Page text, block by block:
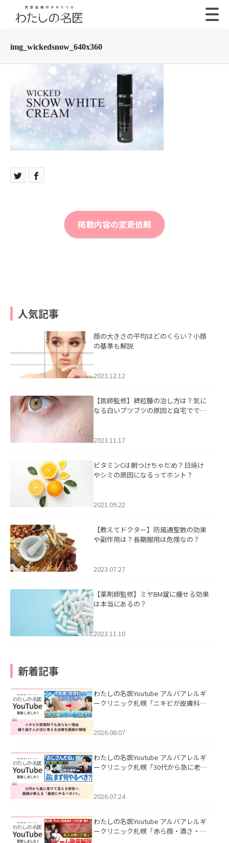
img_wickedsnow_640x360
掲載内容の変更依頼
人気記事
顔の大きさの平均はどのくらい？小顔
の基準も解説
2023.12.12
【医師監修】稗粒腫の治し方は？気に
なる白いブツブツの原因と自宅ででき
2023.11.17
ビタミンCは朝つけちゃだめ？日焼け
やシミの原因になるってホント？
2021.09.22
【教えてドクター】防風通聖散の効果
や副作用は？長期服用は危険なの？
2023.07.27
【薬剤師監修】ミヤBM錠に痩せる効果
は本当にあるの？
2023.11.10
新着記事
わたしの名医Youtube アルバアレルギ
ークリニック札幌「ニキビが皮膚科で
ました。
2026.08.07
わたしの名医Youtube アルバアレルギ
ークリニック札幌「30代から急に老け
た。
2026.07.24
わたしの名医Youtube アルバアレルギ
ークリニック札幌「赤ら顔・酒さ・ニ